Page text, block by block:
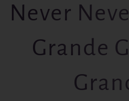
Never
Grande